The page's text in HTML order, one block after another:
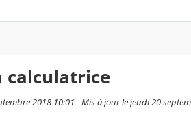
calculatrice
2018 10:01 - Mis à jour le jeudi 20